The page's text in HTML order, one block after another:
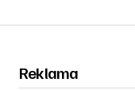
Reklama